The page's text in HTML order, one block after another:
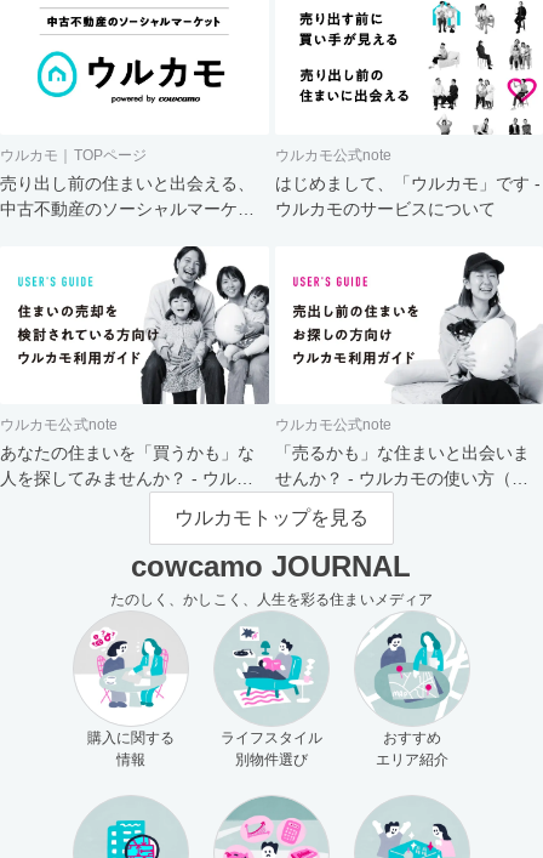
ウルカモ｜TOPページ
売り出し前の住まいと出会える、
中古不動産のソーシャルマーケッ
ウルカモ公式note
はじめまして、「ウルカモ」です -
ウルカモのサービスについて
ウルカモ公式note
あなたの住まいを「買うかも」な
人を探してみませんか？ - ウルカ
ウルカモ公式note
「売るかも」な住まいと出会いま
せんか？ - ウルカモの使い方（買
主さま向け）
ウルカモトップを見る
cowcamo JOURNAL
たのしく、かしこく、人生を彩る住まいメディア
購入に関する
情報
ライフスタイル
別物件選び
おすすめ
エリア紹介